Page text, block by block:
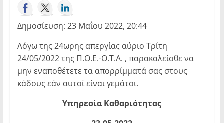
Δημοσίευση: 23 Μαΐου 2022, 20:44
Λόγω της 24ωρης απεργίας αύριο Τρίτη
24/05/2022 της Π.Ο.Ε.-Ο.Τ.Α. , παρακαλείσθε να
μην εναποθέτετε τα απορρίμματά σας στους
κάδους εάν αυτοί είναι γεμάτοι.
Υπηρεσία Καθαριότητας